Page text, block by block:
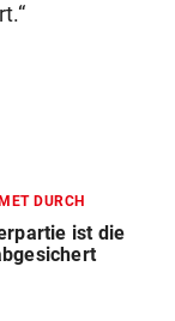
DURCH
ist die